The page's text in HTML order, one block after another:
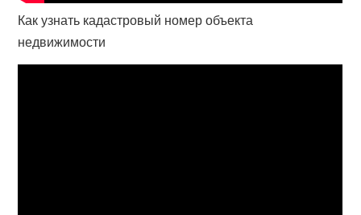
Как узнать кадастровый номер объекта
недвижимости